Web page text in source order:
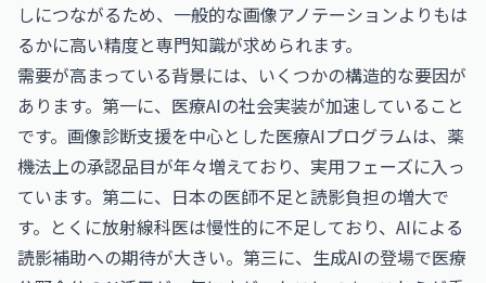
しにつながるため、一般的な画像アノテーションよりもは
るかに高い精度と専門知識が求められます。
需要が高まっている背景には、いくつかの構造的な要因が
あります。第一に、医療AIの社会実装が加速していること
です。画像診断支援を中心とした医療AIプログラムは、薬
機法上の承認品目が年々増えており、実用フェーズに入っ
ています。第二に、日本の医師不足と読影負担の増大で
す。とくに放射線科医は慢性的に不足しており、AIによる
読影補助への期待が大きい。第三に、生成AIの登場で医療